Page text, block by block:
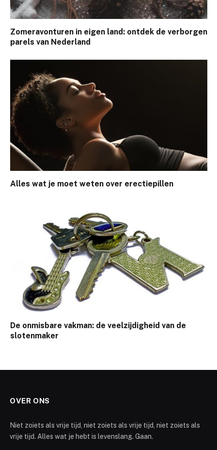
Zomeravonturen in eigen land: ontdek de verborgen
parels van Nederland
Alles wat je moet weten over erectiepillen
De onmisbare vakman: de veelzijdigheid van de
slotenmaker
OVER ONS
Niet zoiets als vrije tijd, niet zoiets als vrije tijd, niet zoiets als
vrije tijd. Alles wat je hebt is levenslang. Gaan.